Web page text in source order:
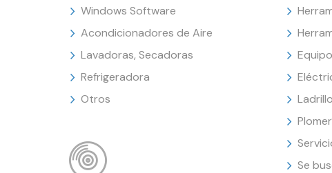
Windows Software
Acondicionadores de Aire
Lavadoras, Secadoras
Refrigeradora
Otros
Se